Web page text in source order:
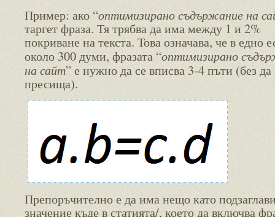
Пример: ако “оптимизирано съдържание на
таргет фраза. Тя трябва да има между 1 и 2%
покриване на текста. Това означава, че в едно
около 300 думи, фразата “оптимизирано
на сайт” е нужно да се вписва 3-4 пъти (без да
пресища).
Препоръчително е да има нещо като
значение къде в статията/, което да включва